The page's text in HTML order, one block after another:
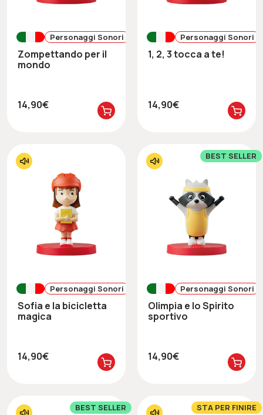
Personaggi Sonori
Zompettando per il
mondo
14,90€
Personaggi Sonori
1, 2, 3 tocca a te!
14,90€
Personaggi Sonori
Sofia e la bicicletta
magica
14,90€
BEST SELLER
Personaggi Sonori
Olimpia e lo Spirito
sportivo
14,90€
BEST SELLER STA PER FINIRE